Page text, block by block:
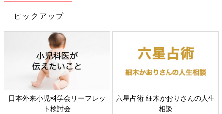
ピックアップ
日本外来小児科学会リーフレッ
ト検討会
六星占術 細木かおりさんの人生
相談